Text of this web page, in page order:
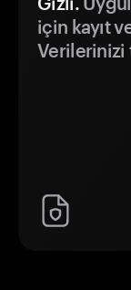
için kayıt
Verilerinizi